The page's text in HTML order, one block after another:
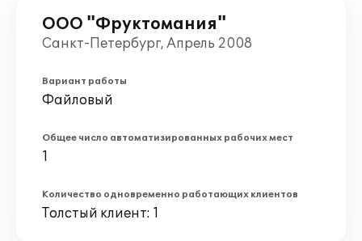
ООО "Фруктомания"
Санкт-Петербург, Апрель 2008
Вариант работы
Файловый
Общее число автоматизированных рабочих мест
1
Количество одновременно работающих клиентов
Толстый клиент: 1